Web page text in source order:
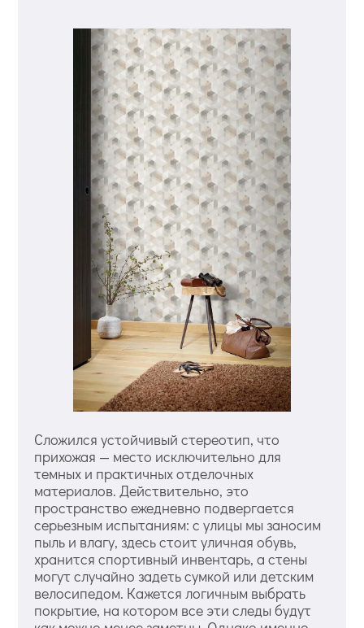
Сложился устойчивый стереотип, что
прихожая — место исключительно для
темных и практичных отделочных
материалов. Действительно, это
пространство ежедневно подвергается
серьезным испытаниям: с улицы мы заносим
пыль и влагу, здесь стоит уличная обувь,
хранится спортивный инвентарь, а стены
могут случайно задеть сумкой или детским
велосипедом. Кажется логичным выбрать
покрытие, на котором все эти следы будут